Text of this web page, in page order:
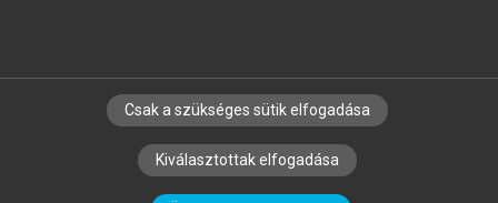
SZERZŐKNEK CÉGEKNEK KÖNYVTÁROSOKNAK
SZERKESZTÉSI ÉS LEKTORÁLÁSI ALAPELVEK
Csak a szükséges sütik elfogadása
Kiválasztottak elfogadása